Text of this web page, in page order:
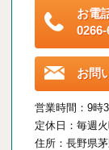
お電
お問
営業時間：9時
定休日：毎週
住所：長野県
リゾ
受託